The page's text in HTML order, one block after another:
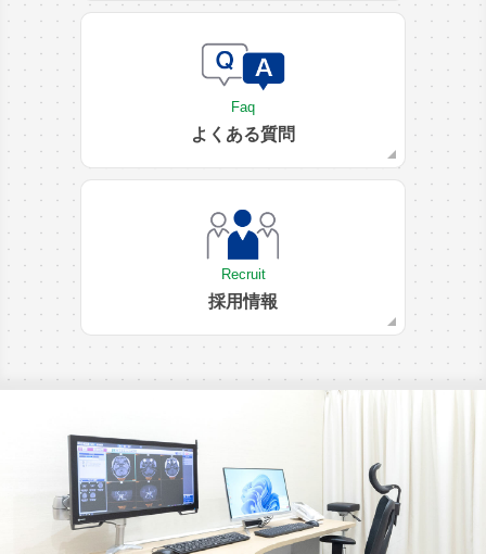
Faq
よくある質問
Recruit
採用情報